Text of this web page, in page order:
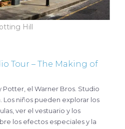
Hill
Tour – The Making of
Potter, el Warner Bros. Studio
Los niños pueden explorar los
ver el vestuario y los
los efectos especiales y la